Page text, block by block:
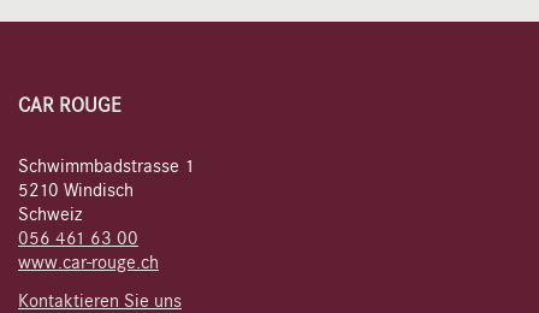
CAR ROUGE
Schwimmbadstrasse 1
5210 Windisch
Schweiz
056 461 63 00
www.car-rouge.ch
Kontaktieren Sie uns